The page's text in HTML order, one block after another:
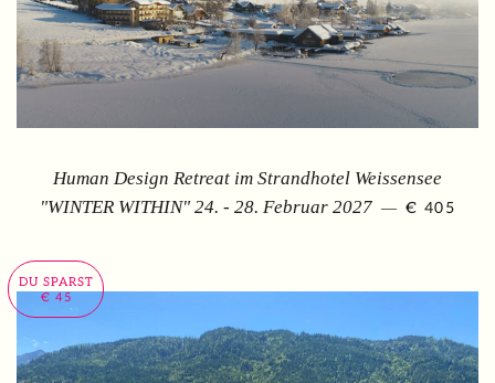
Human Design Retreat im Strandhotel Weissensee
"WINTER WITHIN" 24. - 28. Februar 2027 — € 405
DU SPARST
€ 45